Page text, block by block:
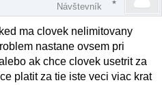
Návštevník
ma clovek nelimitovany
nastane ovsem pri
ak chce clovek usetrit za
platit za tie iste veci viac krat